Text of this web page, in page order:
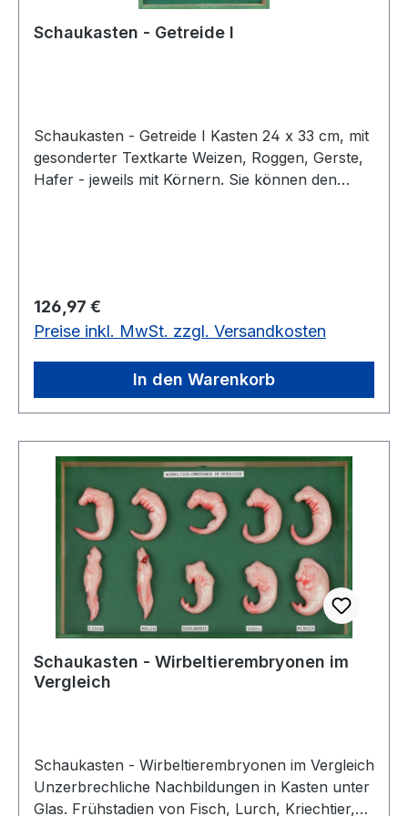
Schaukasten - Getreide I
Schaukasten - Getreide I Kasten 24 x 33 cm, mit
gesonderter Textkarte Weizen, Roggen, Gerste,
Hafer - jeweils mit Körnern. Sie können den
Regulärer Preis:
126,97 €
Preise inkl. MwSt. zzgl. Versandkosten
In den Warenkorb
Schaukasten - Wirbeltierembryonen im
Vergleich
Schaukasten - Wirbeltierembryonen im Vergleich
Unzerbrechliche Nachbildungen in Kasten unter
Glas. Frühstadien von Fisch, Lurch, Kriechtier,